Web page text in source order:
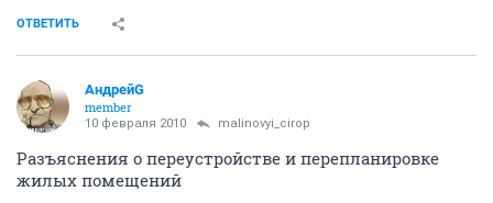
ОТВЕТИТЬ
АндрейG
member
10 февраля 2010 malinovyi_cirop
Разъяснения о переустройстве и перепланировке
жилых помещений